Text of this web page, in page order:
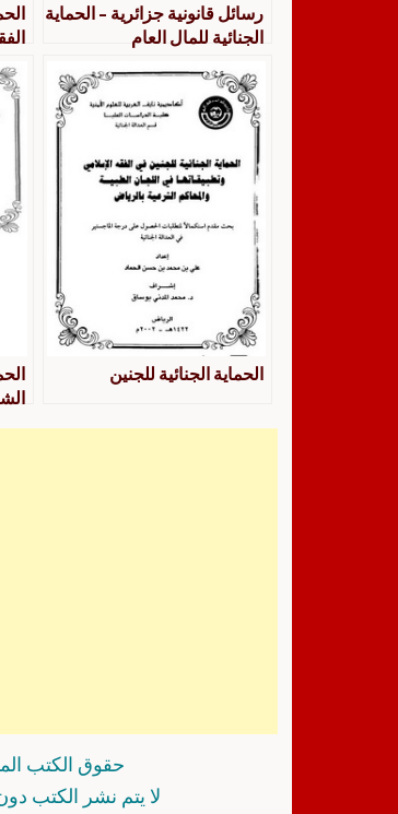
رسائل قانونية جزائرية – الحماية
الجنائية للمال العام
الحماية الجنائية للجنين
حقوق الكتب
لا يتم نشر الكتب